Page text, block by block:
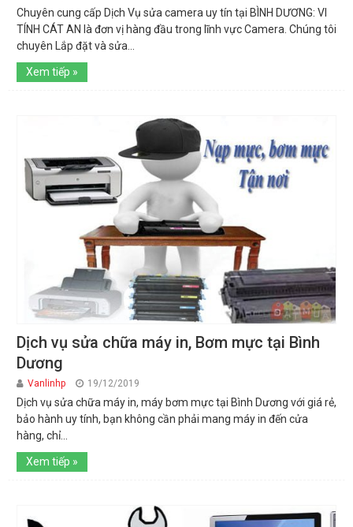
Chuyên cung cấp Dịch Vụ sửa camera uy tín tại BÌNH DƯƠNG: VI
TÍNH CÁT AN là đơn vị hàng đầu trong lĩnh vực Camera. Chúng tôi
chuyên Lắp đặt và sửa...
Xem tiếp »
Dịch vụ sửa chữa máy in, Bơm mực tại Bình
Dương
Vanlinhp 19/12/2019
Dịch vụ sửa chữa máy in, máy bơm mực tại Bình Dương với giá rẻ,
bảo hành uy tính, bạn không cần phải mang máy in đến cửa
hàng, chỉ...
Xem tiếp »